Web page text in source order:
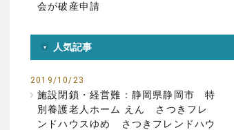
会が破産申請
人気記事
2019/10/23
施設閉鎖・経営難：静岡県静岡市 特
別養護老人ホーム えん さつきフレ
ンドハウスゆめ さつきフレンドハウ